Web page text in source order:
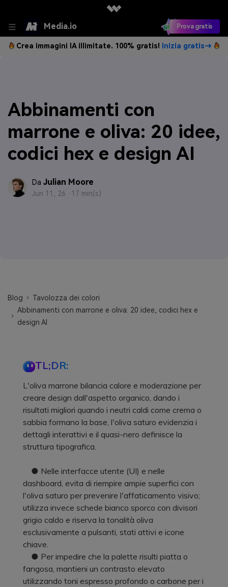
Media.io Prova gratis
Crea immagini IA illimitate. 100% gratis! Inizia gratis→
Abbinamenti con
marrone e oliva: 20 idee,
codici hex e design AI
Da Julian Moore
Jun 11, 26 · 17 min(s)
Blog
Tavolozza dei colori
Abbinamenti con marrone e oliva: 20 idee, codici hex e
design AI
TL;DR:
L'oliva marrone bilancia calore e moderazione per
creare design dall'aspetto organico, dando i
risultati migliori quando i neutri caldi come crema o
sabbia formano la base, l'oliva saturo evidenzia i
dettagli interattivi e il quasi-nero definisce la
struttura tipografica.
● Nelle interfacce utente (UI) e nelle
dashboard, evita di riempire ampie superfici con
l'oliva saturo per prevenire l'affaticamento visivo;
utilizza invece schede bianco sporco con divisori
grigio caldo e riserva la tonalità oliva
esclusivamente a pulsanti, stati attivi e icone
chiave.
● Per impedire che la palette risulti piatta o
fangosa, mantieni un contrasto elevato
utilizzando toni espresso profondo o carbone per i